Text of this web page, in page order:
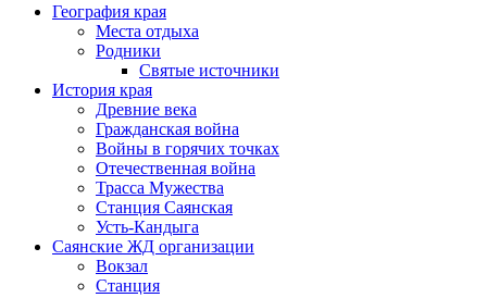
География края
Места отдыха
Родники
Святые источники
История края
Древние века
Гражданская война
Войны в горячих точках
Отечественная война
Трасса Мужества
Станция Саянская
Усть-Кандыга
Саянские ЖД организации
Вокзал
Станция